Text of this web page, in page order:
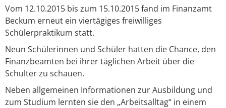
Vom 12.10.2015 bis zum 15.10.2015 fand im Finanzamt
Beckum erneut ein viertägiges freiwilliges
Schülerpraktikum statt.
Neun Schülerinnen und Schüler hatten die Chance, den
Finanzbeamten bei ihrer täglichen Arbeit über die
Schulter zu schauen.
Neben allgemeinen Informationen zur Ausbildung und
zum Studium lernten sie den „Arbeitsalltag“ in einem